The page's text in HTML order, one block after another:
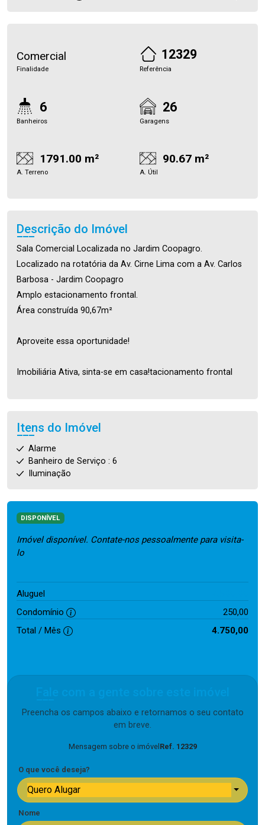
Comercial
Finalidade
12329
Referência
6
Banheiros
26
Garagens
1791.00 m²
A. Terreno
90.67 m²
A. Útil
Descrição do Imóvel
Sala Comercial Localizada no Jardim Coopagro.
Localizado na rotatória da Av. Cirne Lima com a Av. Carlos
Barbosa - Jardim Coopagro
Amplo estacionamento frontal.
Área construída 90,67m²
Aproveite essa oportunidade!
Imobiliária Ativa, sinta-se em casa!tacionamento frontal
Itens do Imóvel
Alarme
Banheiro de Serviço : 6
Iluminação
DISPONÍVEL
Imóvel disponível. Contate-nos pessoalmente para visita-
lo
Aluguel
Condomínio
250,00
Total / Mês
4.750,00
Preencha os campos abaixo e retornamos o seu contato
em breve.
Mensagem sobre o imóvel Ref. 12329
O que você deseja?
Quero Alugar
Nome